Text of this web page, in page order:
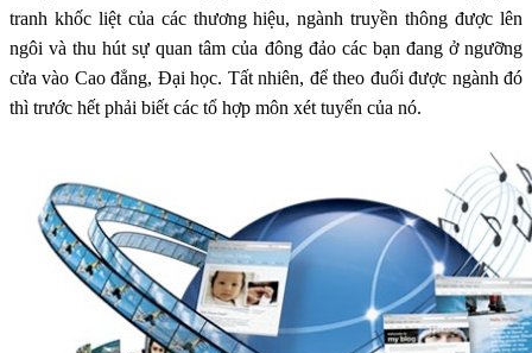
tranh khốc liệt của các thương hiệu, ngành truyền thông được lên
ngôi và thu hút sự quan tâm của đông đảo các bạn đang ở ngưỡng
cửa vào Cao đẳng, Đại học. Tất nhiên, để theo đuổi được ngành đó
thì trước hết phải biết các tổ hợp môn xét tuyển của nó.